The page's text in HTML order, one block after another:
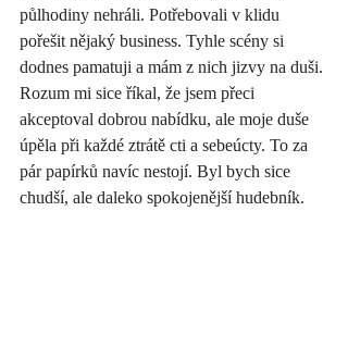
půlhodiny nehráli. Potřebovali v klidu
pořešit nějaký business. Tyhle scény si
dodnes pamatuji a mám z nich jizvy na duši.
Rozum mi sice říkal, že jsem přeci
akceptoval dobrou nabídku, ale moje duše
úpěla při každé ztrátě cti a sebeúcty. To za
pár papírků navíc nestojí. Byl bych sice
chudší, ale daleko spokojenější hudebník.